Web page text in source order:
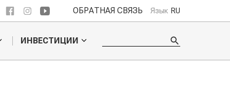
ОБРАТНАЯ СВЯЗЬ Язык RU
ИНВЕСТИЦИИ